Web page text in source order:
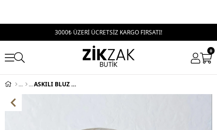
3000₺ ÜZERİ ÜCRETSİZ KARGO FIRSATI!
0
ASKILI BLUZ VE PANTOLONLU ÇİLEK İKİLİ TAKIM HAKİ